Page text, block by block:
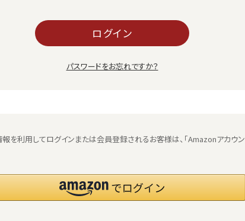
ログイン
パスワードをお忘れですか？
を利用してログインまたは会員登録されるお客様は、「Amazonアカウン